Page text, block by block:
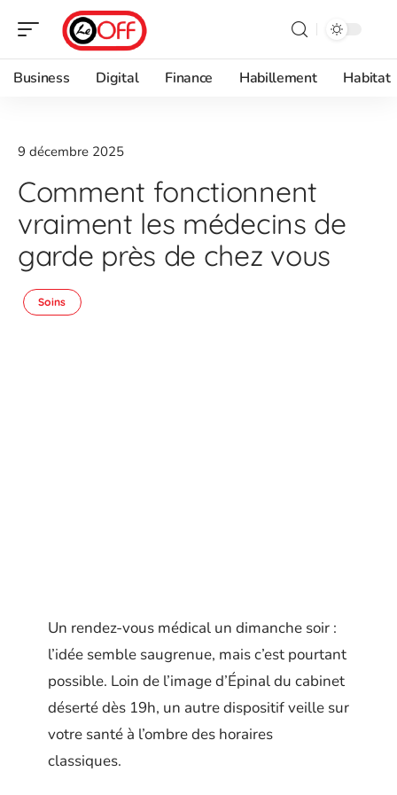
Business Digital Finance Habillement Habitat
9 décembre 2025
Comment fonctionnent
vraiment les médecins de
garde près de chez vous
Soins
Un rendez-vous médical un dimanche soir :
l’idée semble saugrenue, mais c’est pourtant
possible. Loin de l’image d’Épinal du cabinet
déserté dès 19h, un autre dispositif veille sur
votre santé à l’ombre des horaires
classiques.